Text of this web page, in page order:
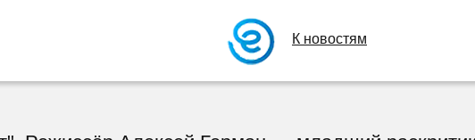
К новостям